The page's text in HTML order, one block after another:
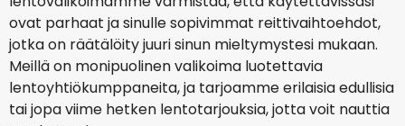
ovat parhaat ja sinulle sopivimmat reittivaihtoehdot,
jotka on räätälöity juuri sinun mieltymystesi mukaan.
Meillä on monipuolinen valikoima luotettavia
lentoyhtiökumppaneita, ja tarjoamme erilaisia edullisia
tai jopa viime hetken lentotarjouksia, jotta voit nauttia